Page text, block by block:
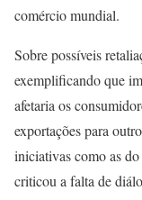
comércio mundial.
Sobre possíveis
exemplificando que
afetaria os
exportações para
iniciativas como as
criticou a falta de